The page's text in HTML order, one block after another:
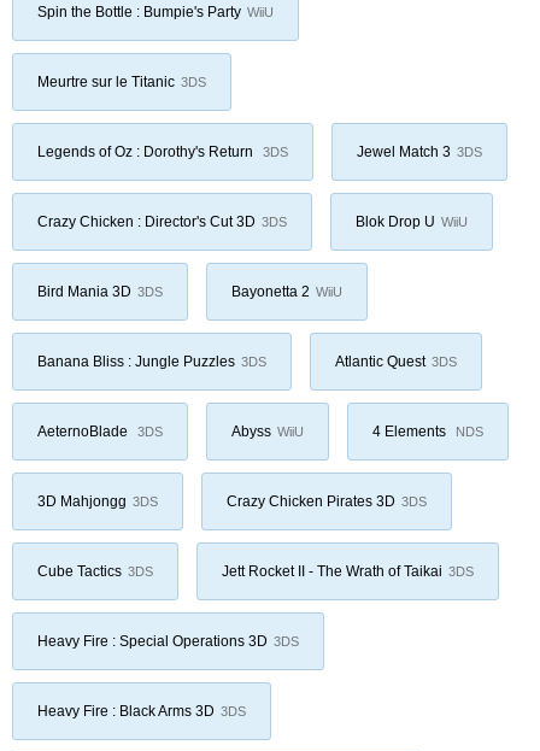
Spin the Bottle : Bumpie's Party WiiU
Meurtre sur le Titanic 3DS
Legends of Oz : Dorothy's Return 3DS Jewel Match 3 3DS
Crazy Chicken : Director's Cut 3D 3DS Blok Drop U WiiU
Bird Mania 3D 3DS Bayonetta 2 WiiU
Banana Bliss : Jungle Puzzles 3DS Atlantic Quest 3DS
AeternoBlade 3DS Abyss WiiU 4 Elements NDS
3D Mahjongg 3DS Crazy Chicken Pirates 3D 3DS
Cube Tactics 3DS Jett Rocket II - The Wrath of Taikai 3DS
Heavy Fire : Special Operations 3D 3DS
Heavy Fire : Black Arms 3D 3DS